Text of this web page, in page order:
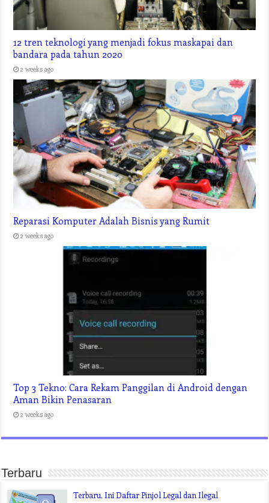
12 tren teknologi yang menjadi fokus maskapai dan
bandara pada tahun 2020
2 weeks ago
Reparasi Komputer Adalah Bisnis yang Rumit
2 weeks ago
Top 3 Tekno: Cara Rekam Panggilan di Android dengan
Aman Bikin Penasaran
2 weeks ago
Terbaru
Terbaru, Ini Daftar Pinjol Legal dan Ilegal